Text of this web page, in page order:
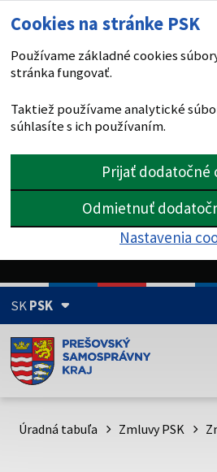
Cookies na stránke PSK
Používame základné cookies
stránka fungovať.
Taktiež používame analytické
súhlasíte s ich používaním.
Prijať dodatočné
Odmietnuť
Nastavenia
SKPSK
Doména psk.sk je oficiálna
Toto je oficiálna webová stránka
psk.sk.
Úradná tabuľa Zmluvy PSK